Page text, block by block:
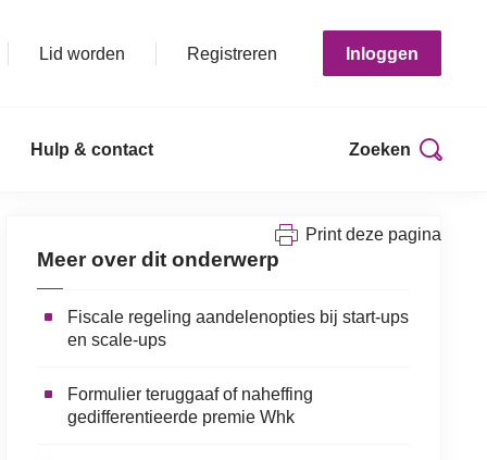
Lid worden Registreren Inloggen
Hulp & contact Zoeken
Print deze pagina
Meer over dit onderwerp
Fiscale regeling aandelenopties bij start-ups
en scale-ups
Formulier teruggaaf of naheffing
gedifferentieerde premie Whk